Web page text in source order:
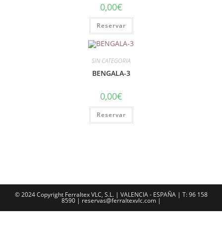
0,00€
Reservar
SIN CATEGORIA
BENGALA-3
0,00€
Reservar
© 2024 Copyright Ferraltex VLC, S.L. | VALENCIA - ESPAÑA | T: 96 158
8590 | reservas@ferraltexvlc.com |